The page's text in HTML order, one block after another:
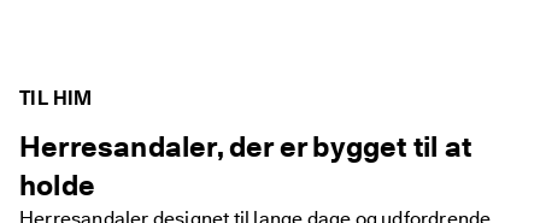
TIL HIM
Herresandaler, der er bygget til at
holde